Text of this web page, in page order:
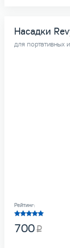
Насадки
для портативных
Рейтинг:
700